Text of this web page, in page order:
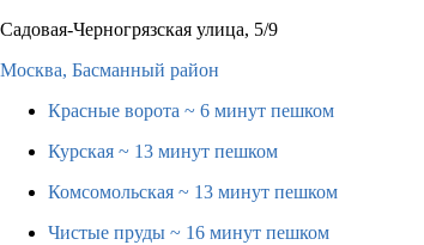
Садовая-Черногрязская улица, 5/9
Москва, Басманный район
Красные ворота ~ 6 минут пешком
Курская ~ 13 минут пешком
Комсомольская ~ 13 минут пешком
Чистые пруды ~ 16 минут пешком